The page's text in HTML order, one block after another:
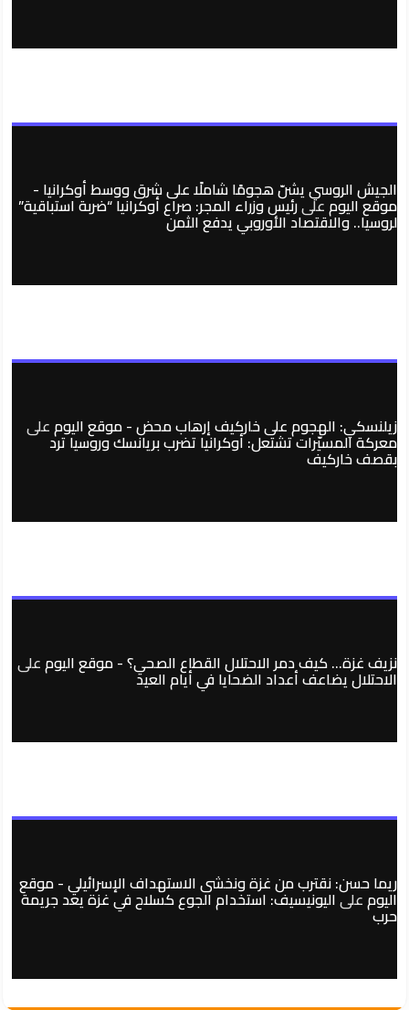
الجيش الروسي يشنّ هجومًا شاملًا على شرق ووسط أوكرانيا -
موقع اليومعلىرئيس وزراء المجر: صراع أوكرانيا “ضربة استباقية”
لروسيا.. والاقتصاد الأوروبي يدفع الثمن
زيلنسكي: الهجوم على خاركيف إرهاب محض - موقع اليومعلى
معركة المسيّرات تشتعل: أوكرانيا تضرب بريانسك وروسيا ترد
بقصف خاركيف
نزيف غزة… كيف دمر الاحتلال القطاع الصحي؟ - موقع اليومعلى
الاحتلال يضاعف أعداد الضحايا في أيام العيد
ريما حسن: نقترب من غزة ونخشى الاستهداف الإسرائيلي - موقع
اليومعلىاليونيسيف: استخدام الجوع كسلاح في غزة يعد جريمة
حرب